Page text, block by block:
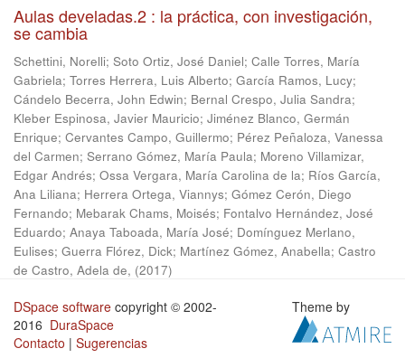
Aulas develadas.2 : la práctica, con investigación,
se cambia
Schettini, Norelli; Soto Ortiz, José Daniel; Calle Torres, María
Gabriela; Torres Herrera, Luis Alberto; García Ramos, Lucy;
Cándelo Becerra, John Edwin; Bernal Crespo, Julia Sandra;
Kleber Espinosa, Javier Mauricio; Jiménez Blanco, Germán
Enrique; Cervantes Campo, Guillermo; Pérez Peñaloza, Vanessa
del Carmen; Serrano Gómez, María Paula; Moreno Villamizar,
Edgar Andrés; Ossa Vergara, María Carolina de la; Ríos García,
Ana Liliana; Herrera Ortega, Viannys; Gómez Cerón, Diego
Fernando; Mebarak Chams, Moisés; Fontalvo Hernández, José
Eduardo; Anaya Taboada, María José; Domínguez Merlano,
Eulises; Guerra Flórez, Dick; Martínez Gómez, Anabella; Castro
de Castro, Adela de, (2017)
DSpace software copyright © 2002-
2016 DuraSpace
Contacto | Sugerencias
Theme by